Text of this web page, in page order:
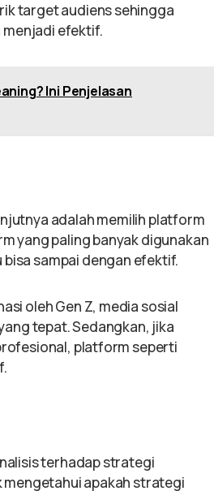
target audiens sehingga
menjadi efektif.
Ini Penjelasan
adalah memilih platform
yang paling banyak digunakan
sampai dengan efektif.
oleh Gen Z, media sosial
tepat. Sedangkan, jika
platform seperti
terhadap strategi
mengetahui apakah strategi